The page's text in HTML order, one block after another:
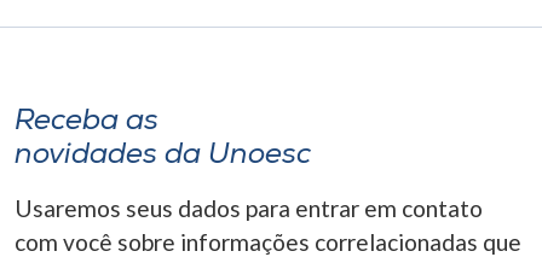
Receba as
novidades da Unoesc
Usaremos seus dados para entrar em contato
com você sobre informações correlacionadas que